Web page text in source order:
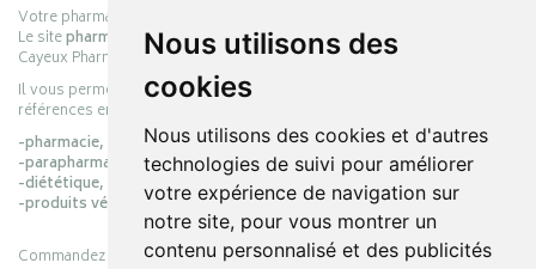
Nous utilisons des
cookies
Nous utilisons des cookies et d'autres
technologies de suivi pour améliorer
votre expérience de navigation sur
notre site, pour vous montrer un
contenu personnalisé et des publicités
Votre pharmacie en ligne :
Le sitepharmacie-cayeux.frest le prolongement digital de la pharmacie
Cayeux Pharmabest Berck-sur-Mer – Rang-du-Fliers.
Il vous permet de réaliser vos achats en ligne parmi des milliers de
références en :
-pharmacie,
-parapharmacie,
-diététique,
-produits vétérinaires.
Commandez simplement vos produits en ligne et choisissez le retrait